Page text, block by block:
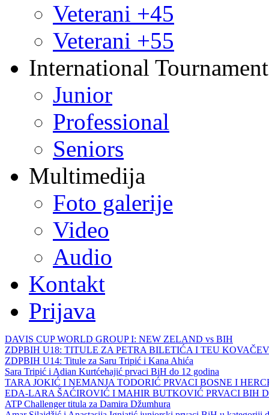
Veterani +45
Veterani +55
International
Junior
Professional
Seniors
Multimedija
Foto galerije
Video
Audio
Kontakt
Prijava
DAVIS CUP WORLD GROUP I: NEW ZELAND vs BIH
ZDPBIH U18: TITULE ZA PETRA BILETIĆA I TEU
ZDPBIH U14: Titule za Saru Tripić i Kana Ahića
Sara Tripić i Adian Kurtćehajić prvaci BiH do 12 godina
TARA JOKIĆ I NEMANJA TODORIĆ PRVACI BOSNE I
EDA-LARA ŠAĆIROVIĆ I MAHIR BUTKOVIĆ PRVACI BIH
ATP Challenger titula za Damira Džumhura